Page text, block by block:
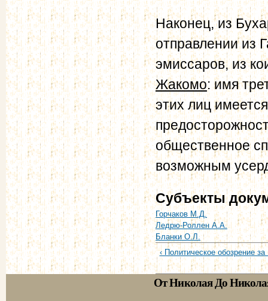
Наконец, из
отправлении из
эмиссаров, из
Жакомо: имя
этих лиц
общественное
возможным
Субъекты
Горчаков М.Д.
Ледрю-Роллен А.А.
Бланки О.Л.
‹ Политическое обозрение за
От Николая До